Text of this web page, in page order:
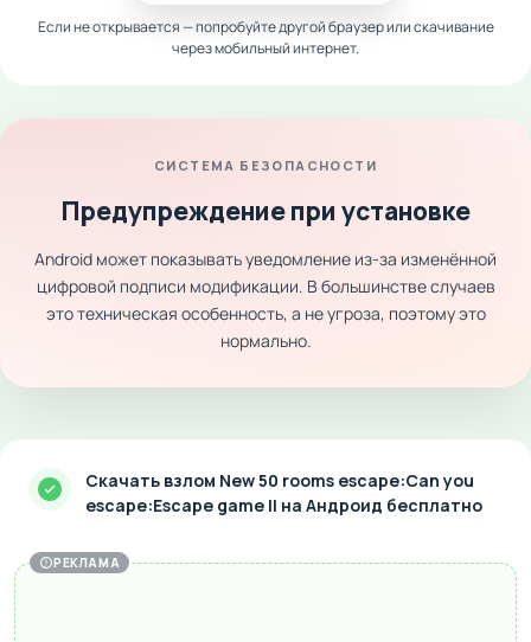
Если не открывается — попробуйте другой браузер или скачивание
через мобильный интернет.
СИСТЕМА БЕЗОПАСНОСТИ
Предупреждение при установке
Android может показывать уведомление из-за изменённой
цифровой подписи модификации. В большинстве случаев
это техническая особенность, а не угроза, поэтому это
нормально.
Скачать взлом New 50 rooms escape:Can you
escape:Escape game II на Андроид бесплатно
РЕКЛАМА